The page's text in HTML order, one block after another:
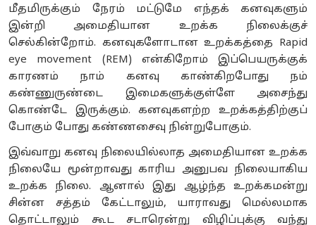
மீதமிருக்கும் நேரம் மட்டுமே எந்தக் கனவுகளும்
இன்றி அமைதியான உறக்க நிலைக்குச்
செல்கின்றோம். கனவுகளோடான உறக்கத்தை Rapid
eye movement (REM) என்கிறோம் இப்பெயருக்குக்
காரணம் நாம் கனவு காண்கிறபோது நம்
கண்ணுருண்டை இமைகளுக்குள்ளே அசைந்து
கொண்டே இருக்கும். கனவுகளற்ற உறக்கத்திற்குப்
போகும் போது கண்ணசைவு நின்றுபோகும்.
இவ்வாறு கனவு நிலையில்லாத அமைதியான உறக்க
நிலையே மூன்றாவது காரிய அனுபவ நிலையாகிய
உறக்க நிலை. ஆனால் இது ஆழ்ந்த உறக்கமன்று
சின்ன சத்தம் கேட்டாலும், யாராவது மெல்லமாக
தொட்டாலும் கூட சடாரென்று விழிப்புக்கு வந்து